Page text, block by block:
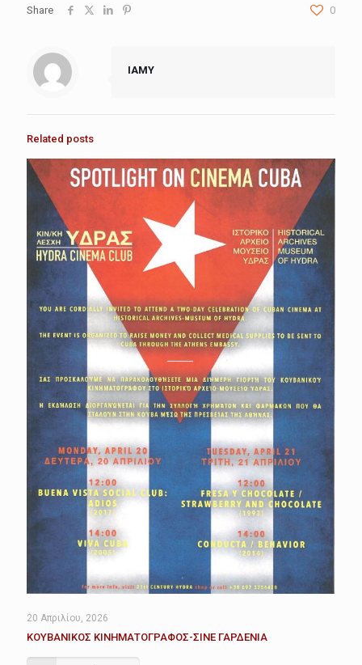
Share 0
IAMY
Related posts
20 Απριλίου, 2026
ΚΟΥΒΑΝΙΚΟΣ ΚΙΝΗΜΑΤΟΓΡΑΦΟΣ-ΣΙΝΕ ΓΑΡΔΕΝΙΑ